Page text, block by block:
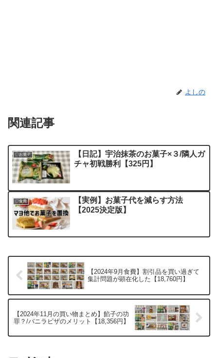
よしの
関連記事
〇お菓子
【日記】宇治抹茶のお菓子×３/隣人ガ
チャ初戦勝利【325円】
〇食費
【実例】お菓子代を減らす方法
【2025決定版】
【2024年9月食費】割引品を買い過ぎて
集計問題が顕在化した【18,760円】
【2024年11月の買い物まとめ】餡子の功
罪？/バニラビザのメリット【18,356円】